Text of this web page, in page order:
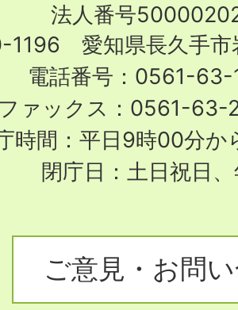
City
法人番号
1196 愛知県長久手市
電話番号：0561-63-
ファックス：0561-63-
時間：平日9時00分か
閉庁日：土日祝日
ご意見・お問